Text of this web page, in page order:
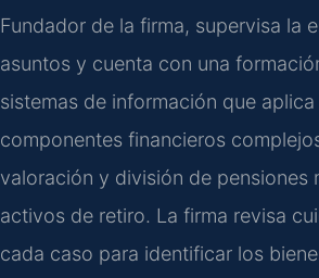
Fundador de la firma, supervisa la
asuntos y cuenta con una
sistemas de información que
componentes financieros
valoración y división de pensiones
activos de retiro. La firma revisa
cada caso para identificar los